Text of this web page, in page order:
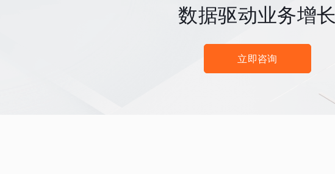
数据驱动业务增长
立即咨询